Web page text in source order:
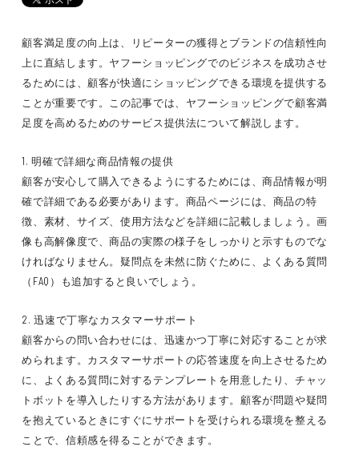
顧客満足度の向上は、リピーターの獲得とブランドの信頼性向
上に直結します。ヤフーショッピングでのビジネスを成功させ
るためには、顧客が快適にショッピングできる環境を提供する
ことが重要です。この記事では、ヤフーショッピングで顧客満
足度を高めるためのサービス提供法について解説します。
1. 明確で詳細な商品情報の提供
顧客が安心して購入できるようにするためには、商品情報が明
確で詳細である必要があります。商品ページには、商品の特
徴、素材、サイズ、使用方法などを詳細に記載しましょう。画
像も高解像度で、商品の実際の様子をしっかりと示すものでな
ければなりません。疑問点を未然に防ぐために、よくある質問
（FAQ）も追加すると良いでしょう。
2. 迅速で丁寧なカスタマーサポート
顧客からの問い合わせには、迅速かつ丁寧に対応することが求
められます。カスタマーサポートの応答速度を向上させるため
に、よくある質問に対するテンプレートを用意したり、チャッ
トボットを導入したりする方法があります。顧客が問題や疑問
を抱えているときにすぐにサポートを受けられる環境を整える
ことで、信頼感を得ることができます。